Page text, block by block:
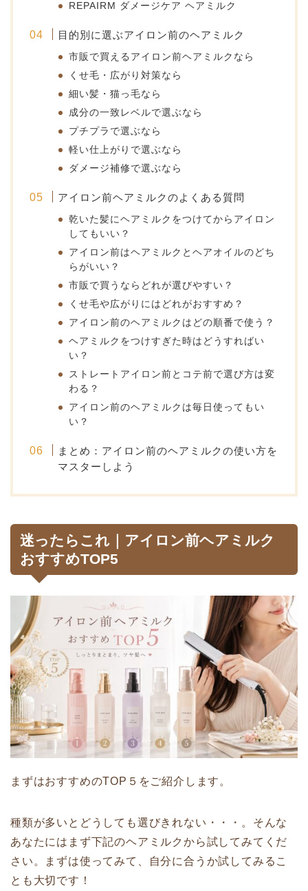
REPAIRM ダメージケア ヘアミルク
目的別に選ぶアイロン前のヘアミルク
市販で買えるアイロン前ヘアミルクなら
くせ毛・広がり対策なら
細い髪・猫っ毛なら
成分の一致レベルで選ぶなら
プチプラで選ぶなら
軽い仕上がりで選ぶなら
ダメージ補修で選ぶなら
アイロン前ヘアミルクのよくある質問
乾いた髪にヘアミルクをつけてからアイロン
してもいい？
アイロン前はヘアミルクとヘアオイルのどち
らがいい？
市販で買うならどれが選びやすい？
くせ毛や広がりにはどれがおすすめ？
アイロン前のヘアミルクはどの順番で使う？
ヘアミルクをつけすぎた時はどうすればい
い？
ストレートアイロン前とコテ前で選び方は変
わる？
アイロン前のヘアミルクは毎日使ってもい
い？
まとめ：アイロン前のヘアミルクの使い方を
マスターしよう
迷ったらこれ｜アイロン前ヘアミルク
おすすめTOP5
まずはおすすめのTOP５をご紹介します。
種類が多いとどうしても選びきれない・・・。そんな
あなたにはまず下記のヘアミルクから試してみてくだ
さい。まずは使ってみて、自分に合うか試してみるこ
とも大切です！